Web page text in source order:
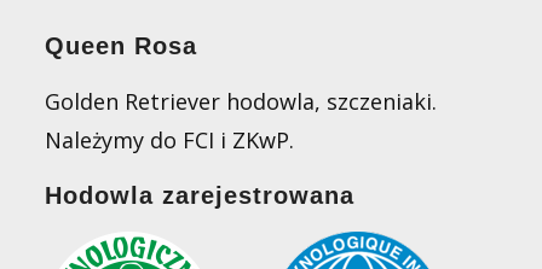
Queen Rosa
Golden Retriever hodowla, szczeniaki.
Należymy do FCI i ZKwP.
Hodowla zarejestrowana